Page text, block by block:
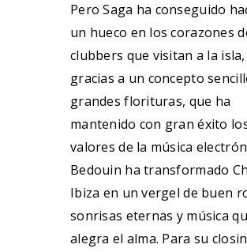
Pero Saga ha conseguido
un hueco en los corazones
clubbers que visitan a la isla,
gracias a un concepto
grandes florituras, que ha
mantenido con gran éxito
valores de la música
Bedouin ha transformado
Ibiza en un vergel de buen
sonrisas eternas y música
alegra el alma. Para su